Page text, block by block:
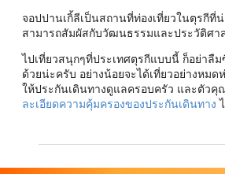
จอปปานเกิ้ลีเป็นสถานที่ท่องเที่ยวในตุรกี
สามารถสัมผัสกับวัฒนธรรมและประวัติศา
ไปเที่ยวสนุกๆที่ประเทศตุรกีแบบนี้ ก็อย่าลื
ด้วยน่ะครับ อย่างน้อยจะได้เที่ยวอย่างหมด
ให้ประกันเดินทางดูแลครอบครัว และตัวคุ
ละเอียดความคุ้มครองของประกันเดินทาง